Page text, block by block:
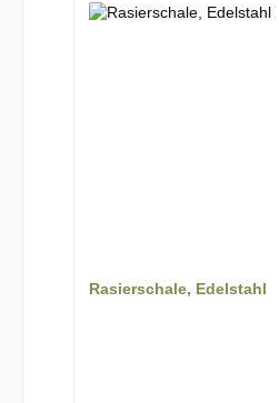
Rasierschale, Edelstahl